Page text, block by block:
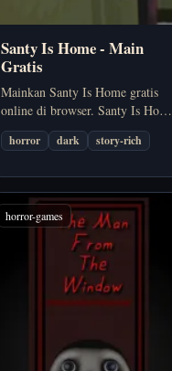
Santy Is Home - Main
Gratis
Mainkan Santy Is Home gratis
online di browser. Santy Is Home
adalah game horor browser yang
menjaga tekanan lewat suasana,
ingin…
horror dark story-rich
horror-games